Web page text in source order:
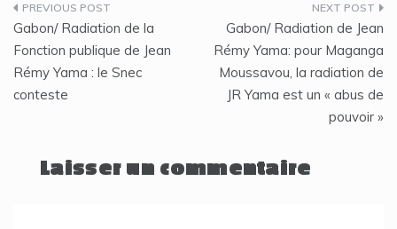
Navigation
de
l’article
Gabon/ Radiation de la
Fonction publique de Jean
Rémy Yama : le Snec
conteste
Gabon/ Radiation de Jean
Rémy Yama: pour Maganga
Moussavou, la radiation de
JR Yama est un « abus de
pouvoir »
Laisser un commentaire